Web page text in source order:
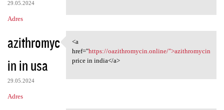
m
e
n
t
a
r
z
29.05.2024
Adres
azithromyc
in in usa
29.05.2024
Adres
<a href="https:/
<a
href="https://oazithromycin.online/">azithromycin
price in india</a>